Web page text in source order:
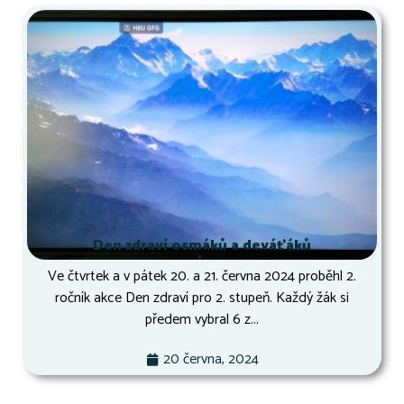
Den zdraví osmáků a deváťáků
Ve čtvrtek a v pátek 20. a 21. června 2024 proběhl 2.
ročník akce Den zdraví pro 2. stupeň. Každý žák si
předem vybral 6 z...
20 června, 2024